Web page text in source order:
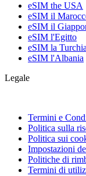
eSIM the USA
eSIM il
eSIM il
eSIM l'Egitto
eSIM la
eSIM l'Albania
Legale
Termini e
Politica sulla
Politica sui
Impostazioni
Politiche di
Termini di